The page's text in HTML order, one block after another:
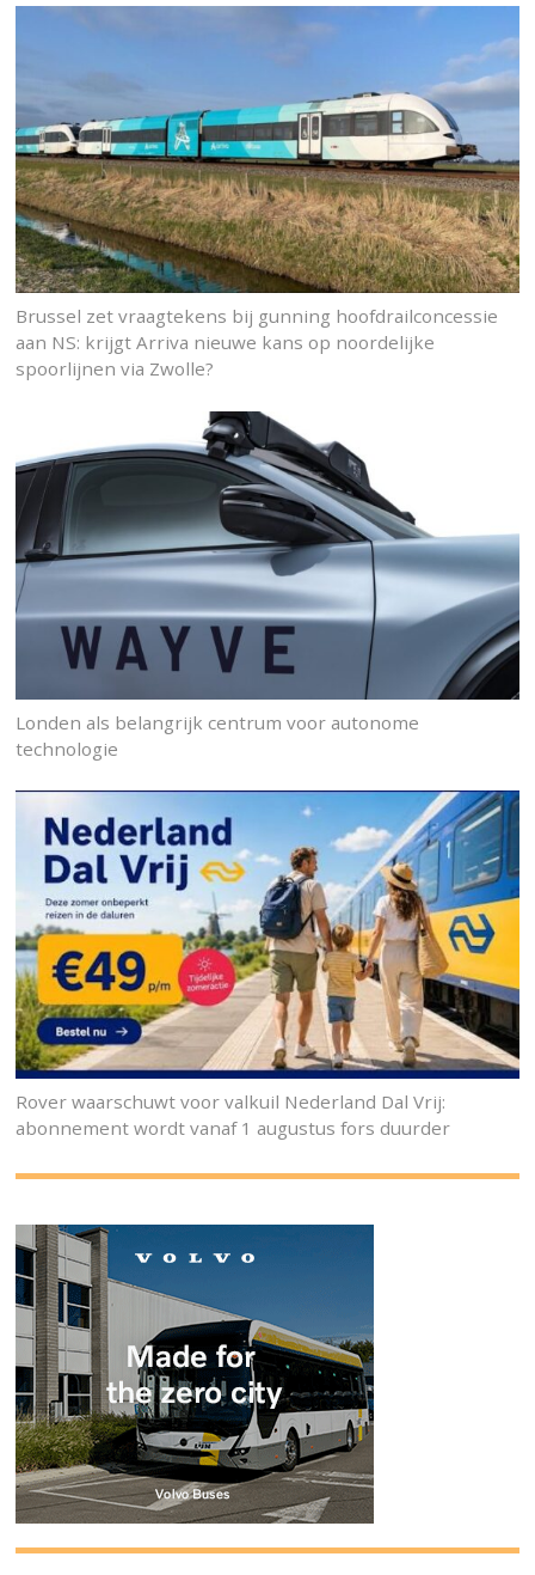
Brussel zet vraagtekens bij gunning hoofdrailconcessie
aan NS: krijgt Arriva nieuwe kans op noordelijke
spoorlijnen via Zwolle?
Londen als belangrijk centrum voor autonome
technologie
Rover waarschuwt voor valkuil Nederland Dal Vrij:
abonnement wordt vanaf 1 augustus fors duurder